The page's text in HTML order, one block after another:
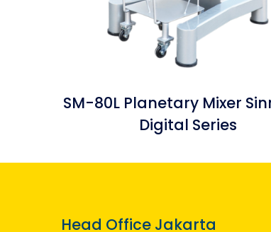
SM-80L Planetary Mixer
Digital Series
Head Office Jakarta